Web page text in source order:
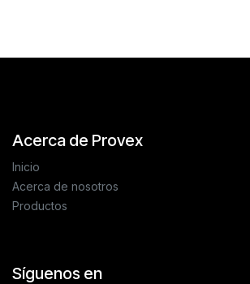
Acerca de Provex
Inicio
Acerca de nosotros
Productos
Síguenos en